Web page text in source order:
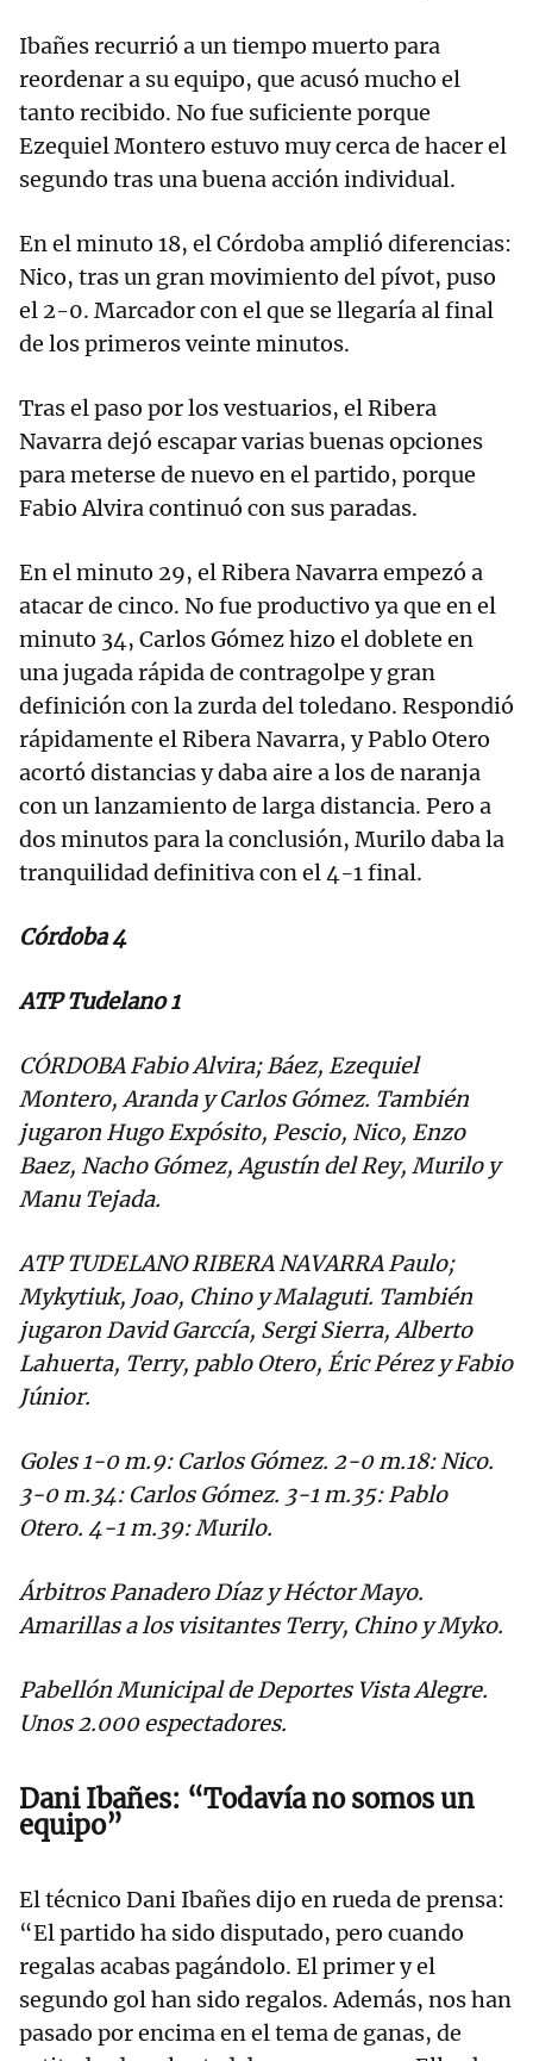
Ibañes recurrió a un tiempo muerto para
reordenar a su equipo, que acusó mucho el
tanto recibido. No fue suficiente porque
Ezequiel Montero estuvo muy cerca de hacer el
segundo tras una buena acción individual.
En el minuto 18, el Córdoba amplió diferencias:
Nico, tras un gran movimiento del pívot, puso
el 2-0. Marcador con el que se llegaría al final
de los primeros veinte minutos.
Tras el paso por los vestuarios, el Ribera
Navarra dejó escapar varias buenas opciones
para meterse de nuevo en el partido, porque
Fabio Alvira continuó con sus paradas.
En el minuto 29, el Ribera Navarra empezó a
atacar de cinco. No fue productivo ya que en el
minuto 34, Carlos Gómez hizo el doblete en
una jugada rápida de contragolpe y gran
definición con la zurda del toledano. Respondió
rápidamente el Ribera Navarra, y Pablo Otero
acortó distancias y daba aire a los de naranja
con un lanzamiento de larga distancia. Pero a
dos minutos para la conclusión, Murilo daba la
tranquilidad definitiva con el 4-1 final.
Córdoba 4
ATP Tudelano 1
CÓRDOBA Fabio Alvira; Báez, Ezequiel
Montero, Aranda y Carlos Gómez. También
jugaron Hugo Expósito, Pescio, Nico, Enzo
Baez, Nacho Gómez, Agustín del Rey, Murilo y
Manu Tejada.
ATP TUDELANO RIBERA NAVARRA Paulo;
Mykytiuk, Joao, Chino y Malaguti. También
jugaron David Garccía, Sergi Sierra, Alberto
Lahuerta, Terry, pablo Otero, Éric Pérez y Fabio
Júnior.
Goles 1-0 m.9: Carlos Gómez. 2-0 m.18: Nico.
3-0 m.34: Carlos Gómez. 3-1 m.35: Pablo
Otero. 4-1 m.39: Murilo.
Árbitros Panadero Díaz y Héctor Mayo.
Amarillas a los visitantes Terry, Chino y Myko.
Pabellón Municipal de Deportes Vista Alegre.
Unos 2.000 espectadores.
Dani Ibañes: “Todavía no somos un
equipo”
El técnico Dani Ibañes dijo en rueda de prensa:
“El partido ha sido disputado, pero cuando
regalas acabas pagándolo. El primer y el
segundo gol han sido regalos. Además, nos han
pasado por encima en el tema de ganas, de